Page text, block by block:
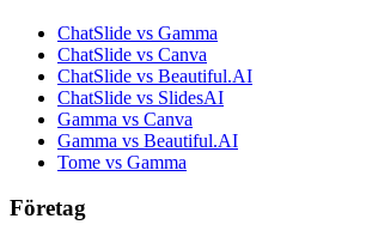
ChatSlide vs Gamma
ChatSlide vs Canva
ChatSlide vs Beautiful.AI
ChatSlide vs SlidesAI
Gamma vs Canva
Gamma vs Beautiful.AI
Tome vs Gamma
Företag